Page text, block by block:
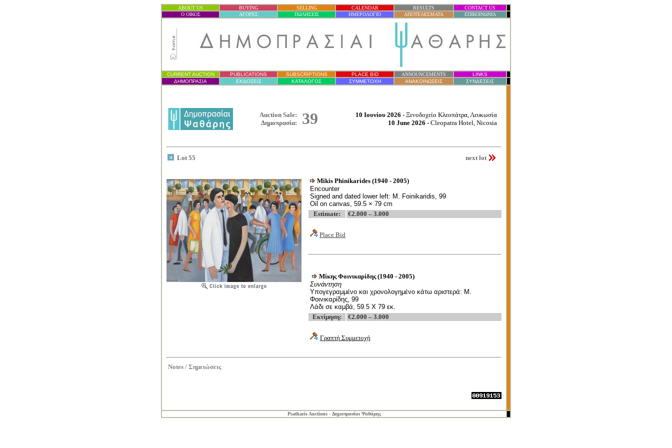
ABOUT US BUYING SELLING CALENDAR RESULTS CONTACT US
Ο ΟΙΚΟΣ
ΑΓΟΡΕΣ ΠΩΛΗΣΕΙΣ ΗΜΕΡΟΛΟΓΙΟ ΑΠΟΤΕΛΕΣΜΑΤΑ ΕΠΙΚΟΙΝΩΝΙΑ
CURRENT AUCTION PUBLICATIONS SUBSCRIPTIONS PLACE BID ANNOUNCEMENTS LINKS
ΔΗΜΟΠΡΑΣΙΑ ΕΚΔΟΣΕΙΣ ΚΑΤΑΛΟΓΟΣ ΣΥΜΜΕΤΟΧΗ ΑΝΑΚΟΙΝΩΣΕΙΣ ΣΥΝΔΕΣΕΙΣ
Auction Sale:
Δημοπρασία: 39 10 Ιουνίου 2026 - Ξενοδοχείο Κλεοπάτρα, Λευκωσία
10 June 2026 - Cleopatra Hotel, Nicosia
Lot 55 next lot
Mikis Phinikarides (1940 - 2005)
Encounter
Signed and dated lower left: M. Foinikaridis, 99
Oil on canvas, 59.5 × 79 cm
Estimate:
€2.000 – 3.000
Place Bid
Μίκης Φοινικαρίδης (1940 - 2005)
Συνάντηση
Υπογεγραμμένο και χρονολογημένο κάτω αριστερά: Μ.
Φοινικαρίδης, 99
Λάδι σε καμβά, 59.5 X 79 εκ.
Εκτίμηση: €2.000 – 3.000
Γραπτή Συμμετοχή
Notes / Σημειώσεις
Psatharis Auctions - Δημοπρασίαι Ψαθάρης